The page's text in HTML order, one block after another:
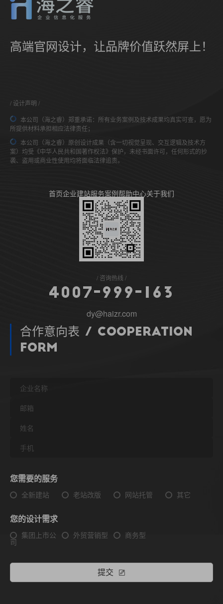
高端官网设计，让品牌价值跃然屏上！
设计声明
本公司（海之睿）郑重承诺：所有业务案例及技术成果均真实可查，愿为
所提供材料承担相应法律责任；
本公司（海之睿）原创设计成果（含一切视觉呈现、交互逻辑及技术方
案）均受《中华人民共和国著作权法》保护，未经书面许可，任何形式的抄
袭、盗用或商业性使用均将面临法律追责。
首页企业建站服务案例帮助中心关于我们
咨询热线
4 0 0 7- 9 9 9 - 6 3
dy@haizr.com
合作意向表 / Cooperation
Form
您需要的服务
全新建站 老站改版 网站托管 其它
您的设计需求
集团上市公
司
外贸营销型 商务型
提交